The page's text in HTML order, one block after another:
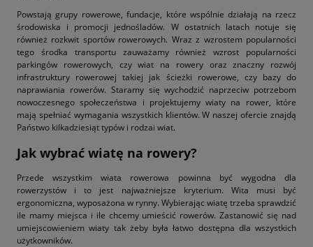
Powstają grupy rowerowe, fundacje, które wspólnie działają na rzecz
środowiska i promocji jednośladów. W ostatnich latach notuje się
również rozkwit sportów rowerowych. Wraz z wzrostem popularności
tego środka transportu zauważamy również wzrost popularności
parkingów rowerowych, czy wiat na rowery oraz znaczny rozwój
infrastruktury rowerowej takiej jak ścieżki rowerowe, czy bazy do
naprawiania rowerów. Staramy się wychodzić naprzeciw potrzebom
nowoczesnego społeczeństwa i projektujemy wiaty na rower, które
mają spełniać wymagania wszystkich klientów. W naszej ofercie znajdą
Państwo kilkadziesiąt typów i rodzai wiat.
Jak wybrać wiatę na rowery?
Przede wszystkim wiata rowerowa powinna być wygodna dla
rowerzystów i to jest najważniejsze kryterium. Wita musi być
ergonomiczna, wyposażona w rynny. Wybierając wiatę trzeba sprawdzić
ile mamy miejsca i ile chcemy umieścić rowerów. Zastanowić się nad
umiejscowieniem wiaty tak żeby była łatwo dostępna dla wszystkich
użytkowników.